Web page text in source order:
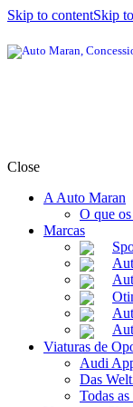
Skip to contentSkip
Close
A Auto Maran
O que
Marcas
Viaturas de
Audi
Das
Todas